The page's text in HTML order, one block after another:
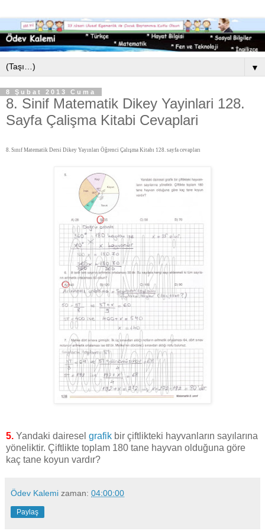
▼
8 Şubat 2013 Cuma
8. Sinif Matematik Dikey Yayinlari 128.
Sayfa Çalişma Kitabi Cevaplari
8. Sınıf Matematik Dersi Dikey Yayınları Öğrenci Çalışma Kitabı 128. sayfa cevapları
5. Yandaki dairesel grafik bir çiftlikteki hayvanların sayılarına
yöneliktir. Çiftlikte toplam 180 tane hayvan olduğuna göre
kaç tane koyun vardır?
Ödev Kalemi zaman: 04:00:00
Paylaş